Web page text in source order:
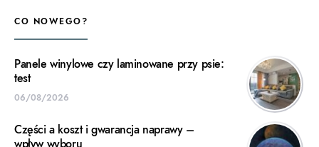
CO NOWEGO?
Panele winylowe czy laminowane przy psie:
test
06/08/2026
Części a koszt i gwarancja naprawy –